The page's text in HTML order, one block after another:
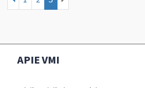
APIE VMI